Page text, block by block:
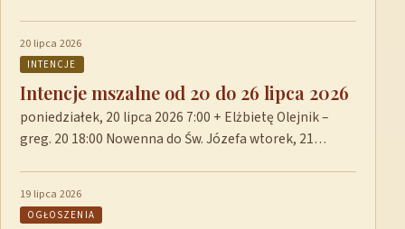
20 lipca 2026
INTENCJE
Intencje mszalne od 20 do 26 lipca 2026
poniedziałek, 20 lipca 2026 7:00 + Elżbietę Olejnik –
greg. 20 18:00 Nowenna do Św. Józefa wtorek, 21…
19 lipca 2026
OGŁOSZENIA